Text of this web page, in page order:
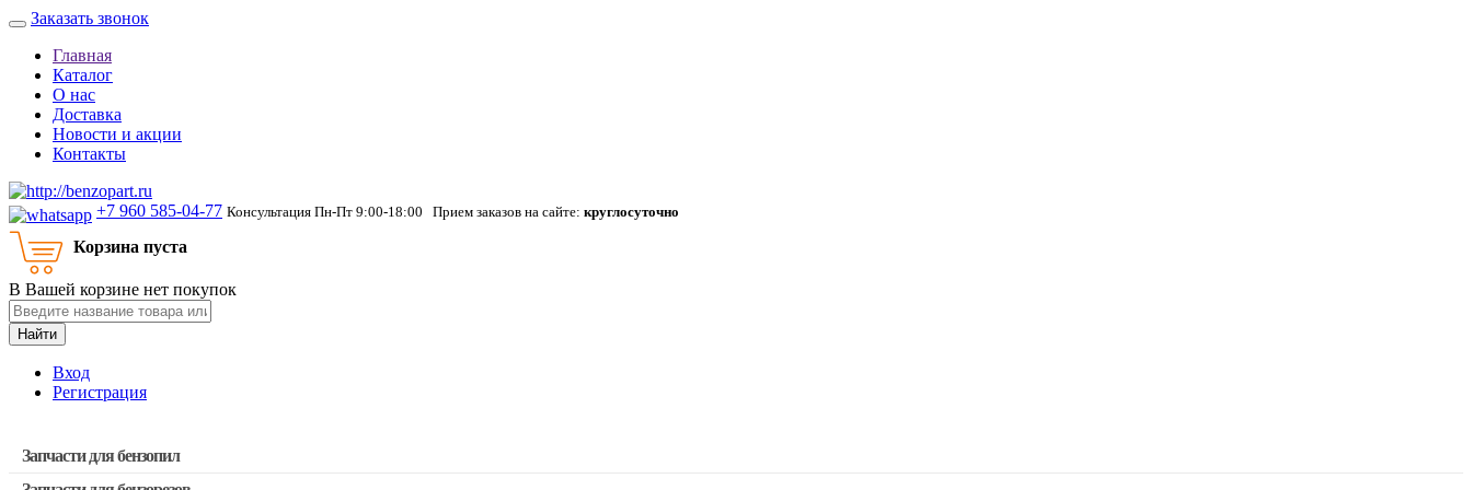
Заказать звонок
Главная
Каталог
О нас
Доставка
Новости и акции
Контакты
+7 960 585-04-77 Консультация Пн-Пт 9:00-18:00 Прием заказов на сайте: круглосуточно
Корзина пуста
В Вашей корзине нет покупок
Найти
Вход
Регистрация
Запчасти для бензопил